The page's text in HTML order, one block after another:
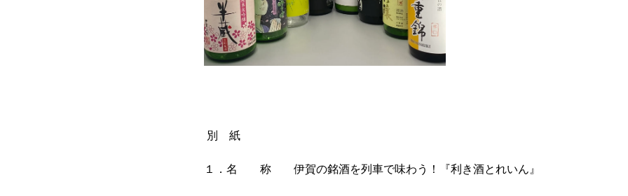
別 紙
１．名 称 伊賀の銘酒を列車で味わう！『利き酒とれいん』